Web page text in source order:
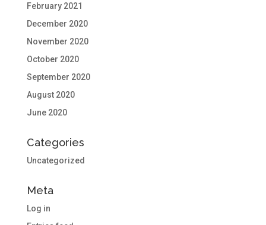
February 2021
December 2020
November 2020
October 2020
September 2020
August 2020
June 2020
Categories
Uncategorized
Meta
Log in